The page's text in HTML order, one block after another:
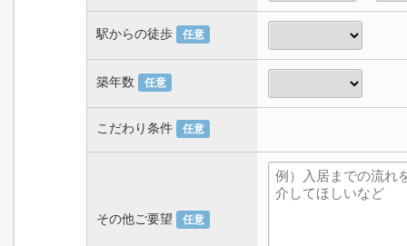
駅からの徒歩 任意
築年数 任意
こだわり条件 任意
その他ご要望 任意